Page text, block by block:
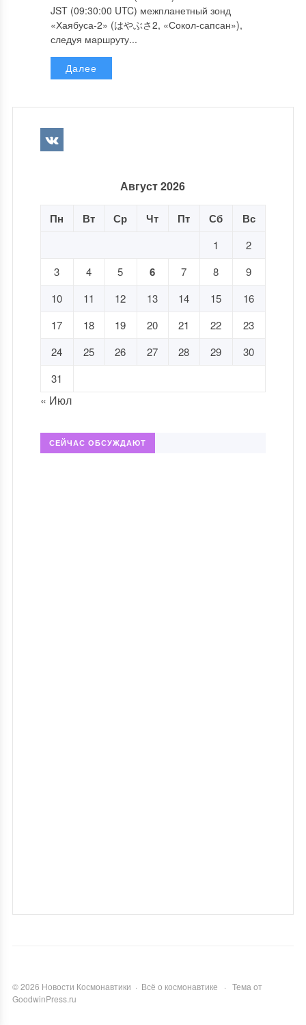
JST (09:30:00 UTC) межпланетный зонд
«Хаябуса-2» (はやぶさ2, «Сокол-сапсан»),
следуя маршруту...
Далее
Август 2026
Пн Вт Ср Чт Пт Сб Вс
1
2
3
4 5 6 7 8
9
10
11 12 13 14 15
16
17
18 19 20 21 22
23
24
25 26 27 28 29
30
31
« Июл
СЕЙЧАС ОБСУЖДАЮТ
©2026 Новости Космонавтики · Всё о космонавтике · Тема от
GoodwinPress.ru